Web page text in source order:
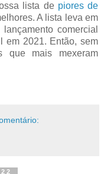
lista de piores de
A lista leva em
comercial
em 2021. Então, sem
que mais mexeram